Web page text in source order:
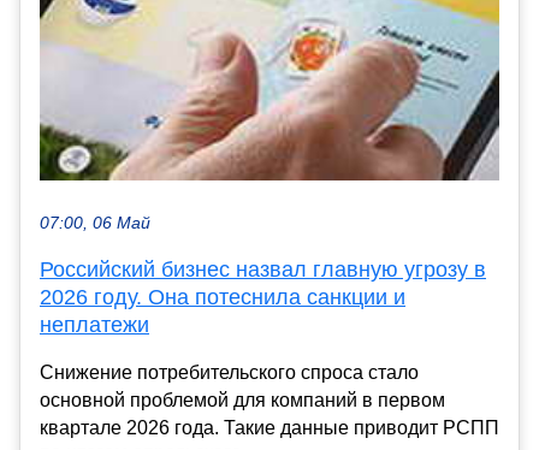
07:00, 06 Май
Российский бизнес назвал главную угрозу в
2026 году. Она потеснила санкции и
неплатежи
Снижение потребительского спроса стало
основной проблемой для компаний в первом
квартале 2026 года. Такие данные приводит РСПП